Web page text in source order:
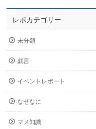
レポカテゴリー
未分類
戯言
イベントレポート
なぜなに
マメ知識